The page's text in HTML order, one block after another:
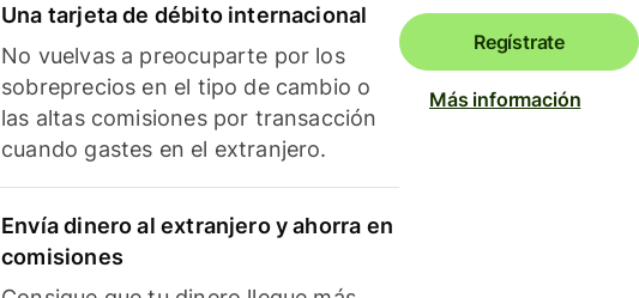
Una tarjeta de débito internacional
No vuelvas a preocuparte por los
sobreprecios en el tipo de cambio o
las altas comisiones por transacción
cuando gastes en el extranjero.
Envía dinero al extranjero y ahorra en
comisiones
Regístrate
Más información